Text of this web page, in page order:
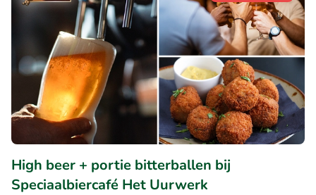
High beer + portie bitterballen bij
Speciaalbiercafé Het Uurwerk